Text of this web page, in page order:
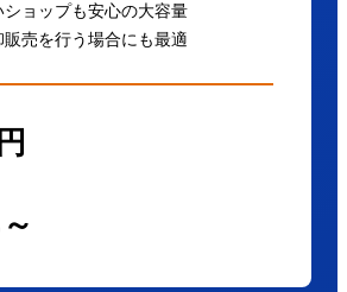
ョップも安心の大容量
売を行う場合にも最適
円